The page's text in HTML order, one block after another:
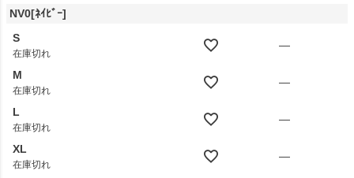
NV0[ﾈｲﾋﾞｰ]
S
在庫切れ
—
M
在庫切れ
—
L
在庫切れ
—
XL
在庫切れ
—